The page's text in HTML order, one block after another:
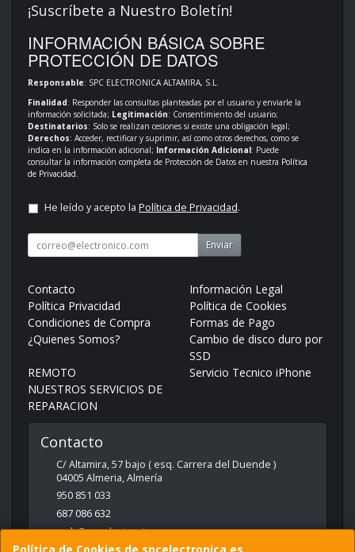
¡Suscríbete a Nuestro Boletín!
INFORMACIÓN BÁSICA SOBRE
PROTECCIÓN DE DATOS
Responsable: SPC ELECTRONICA ALTAMIRA, S.L.
Finalidad: Responder las consultas planteadas por el usuario y enviarle la
información solicitada; Legitimación: Consentimiento del usuario;
Destinatarios: Solo se realizan cesiones si existe una obligación legal;
Derechos: Acceder, rectificar y suprimir, así como otros derechos, como se
indica en la información adicional; Información Adicional: Puede
consultar la información completa de Protección de Datos en nuestra Política
de Privacidad.
He leído y acepto la Política de Privacidad.
Enviar
Contacto
Información Legal
Política Privacidad
Política de Cookies
Condiciones de Compra
Formas de Pago
¿Quienes Somos?
Cambio de disco duro por
SSD
REMOTO
Servicio Tecnico iPhone
NUESTROS SERVICIOS DE
REPARACION
Contacto
C/ Altamira, 57 bajo ( esq. Carrera del Duende )
04005 Almeria,Almería
950 851 033
687 086 632
web@spcelectronica.es